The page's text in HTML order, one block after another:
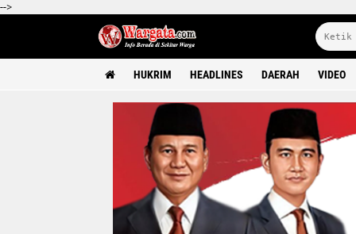
-->
HUKRIM HEADLINES DAERAH VIDEO